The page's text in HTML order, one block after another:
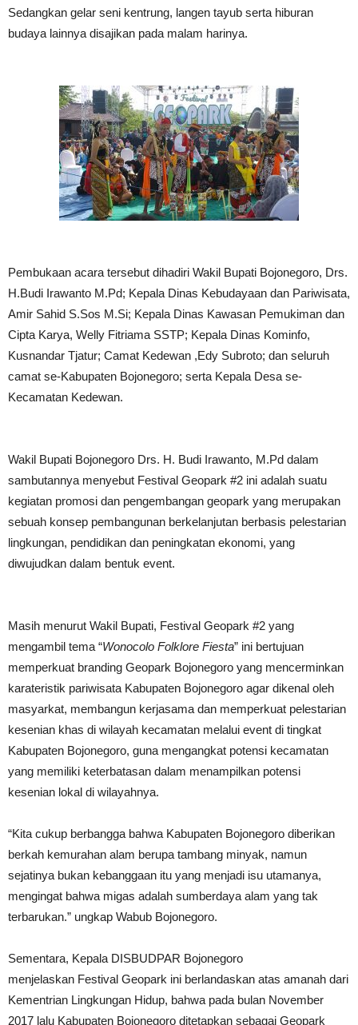
Sedangkan gelar seni kentrung, langen tayub serta hiburan
budaya lainnya disajikan pada malam harinya.
Pembukaan acara tersebut dihadiri Wakil Bupati Bojonegoro, Drs.
H.Budi Irawanto M.Pd; Kepala Dinas Kebudayaan dan Pariwisata,
Amir Sahid S.Sos M.Si; Kepala Dinas Kawasan Pemukiman dan
Cipta Karya, Welly Fitriama SSTP; Kepala Dinas Kominfo,
Kusnandar Tjatur; Camat Kedewan ,Edy Subroto; dan seluruh
camat se-Kabupaten Bojonegoro; serta Kepala Desa se-
Kecamatan Kedewan.
Wakil Bupati Bojonegoro Drs. H. Budi Irawanto, M.Pd dalam
sambutannya menyebut Festival Geopark #2 ini adalah suatu
kegiatan promosi dan pengembangan geopark yang merupakan
sebuah konsep pembangunan berkelanjutan berbasis pelestarian
lingkungan, pendidikan dan peningkatan ekonomi, yang
diwujudkan dalam bentuk event.
Masih menurut Wakil Bupati, Festival Geopark #2 yang
mengambil tema “Wonocolo Folklore Fiesta” ini bertujuan
memperkuat branding Geopark Bojonegoro yang mencerminkan
karateristik pariwisata Kabupaten Bojonegoro agar dikenal oleh
masyarkat, membangun kerjasama dan memperkuat pelestarian
kesenian khas di wilayah kecamatan melalui event di tingkat
Kabupaten Bojonegoro, guna mengangkat potensi kecamatan
yang memiliki keterbatasan dalam menampilkan potensi
kesenian lokal di wilayahnya.
“Kita cukup berbangga bahwa Kabupaten Bojonegoro diberikan
berkah kemurahan alam berupa tambang minyak, namun
sejatinya bukan kebanggaan itu yang menjadi isu utamanya,
mengingat bahwa migas adalah sumberdaya alam yang tak
terbarukan.” ungkap Wabub Bojonegoro.
Sementara, Kepala DISBUDPAR Bojonegoro
menjelaskan Festival Geopark ini berlandaskan atas amanah dari
Kementrian Lingkungan Hidup, bahwa pada bulan November
2017 lalu Kabupaten Bojonegoro ditetapkan sebagai Geopark